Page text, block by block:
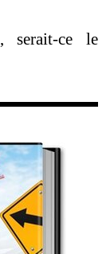
serait-ce le